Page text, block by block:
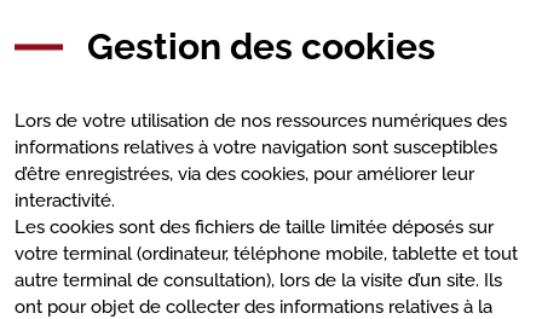
Gestion des cookies
Lors de votre utilisation de nos ressources numériques des
informations relatives à votre navigation sont susceptibles
d’être enregistrées, via des cookies, pour améliorer leur
interactivité.
Les cookies sont des fichiers de taille limitée déposés sur
votre terminal (ordinateur, téléphone mobile, tablette et tout
autre terminal de consultation), lors de la visite d’un site. Ils
ont pour objet de collecter des informations relatives à la